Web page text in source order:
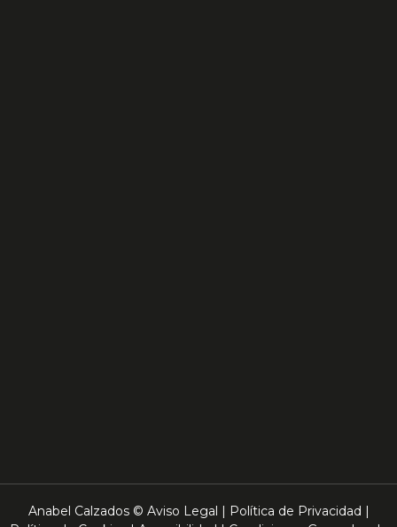
Anabel Calzados © Aviso Legal Política de Privacidad